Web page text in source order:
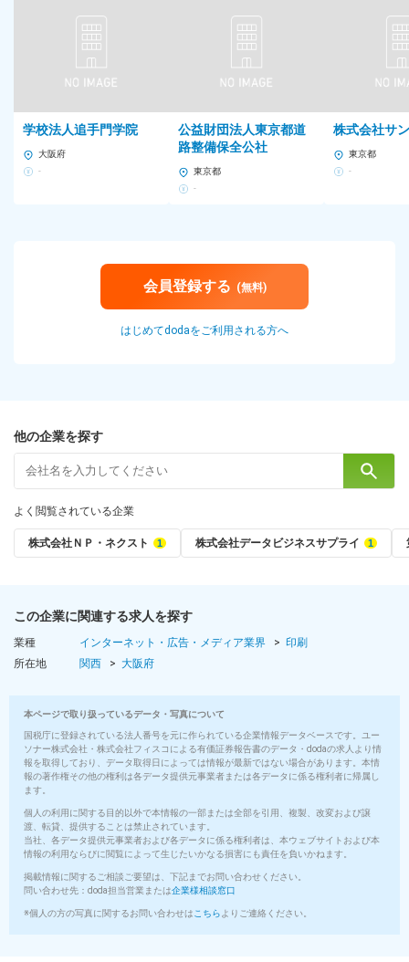
学校法人追手門学院
大阪府
-
公益財団法人東京都道
路整備保全公社
東京都
-
株式会社サ
東京都
-
会員登録する (無料)
はじめてdodaをご利用される方へ
他の企業を探す
よく閲覧されている企業
株式会社ＮＰ・ネクスト 株式会社データビジネスサプライ
この企業に関連する求人を探す
業種 インターネット・広告・メディア業界
印刷
所在地
関西 大阪府
本ページで取り扱っているデータ・写真について
国税庁に登録されている法人番号を元に作られている企業情報データベースです。ユー
ソナー株式会社・株式会社フィスコによる有価証券報告書のデータ・dodaの求人より情
報を取得しており、データ取得日によっては情報が最新ではない場合があります。本情
報の著作権その他の権利は各データ提供元事業者または各データに係る権利者に帰属し
ます。
個人の利用に関する目的以外で本情報の一部または全部を引用、複製、改変および譲
渡、転貸、提供することは禁止されています。
当社、各データ提供元事業者および各データに係る権利者は、本ウェブサイトおよび本
情報の利用ならびに閲覧によって生じたいかなる損害にも責任を負いかねます。
掲載情報に関するご相談ご要望は、下記までお問い合わせください。
問い合わせ先：doda担当営業または企業様相談窓口
※個人の方の写真に関するお問い合わせは こちら よりご連絡ください。